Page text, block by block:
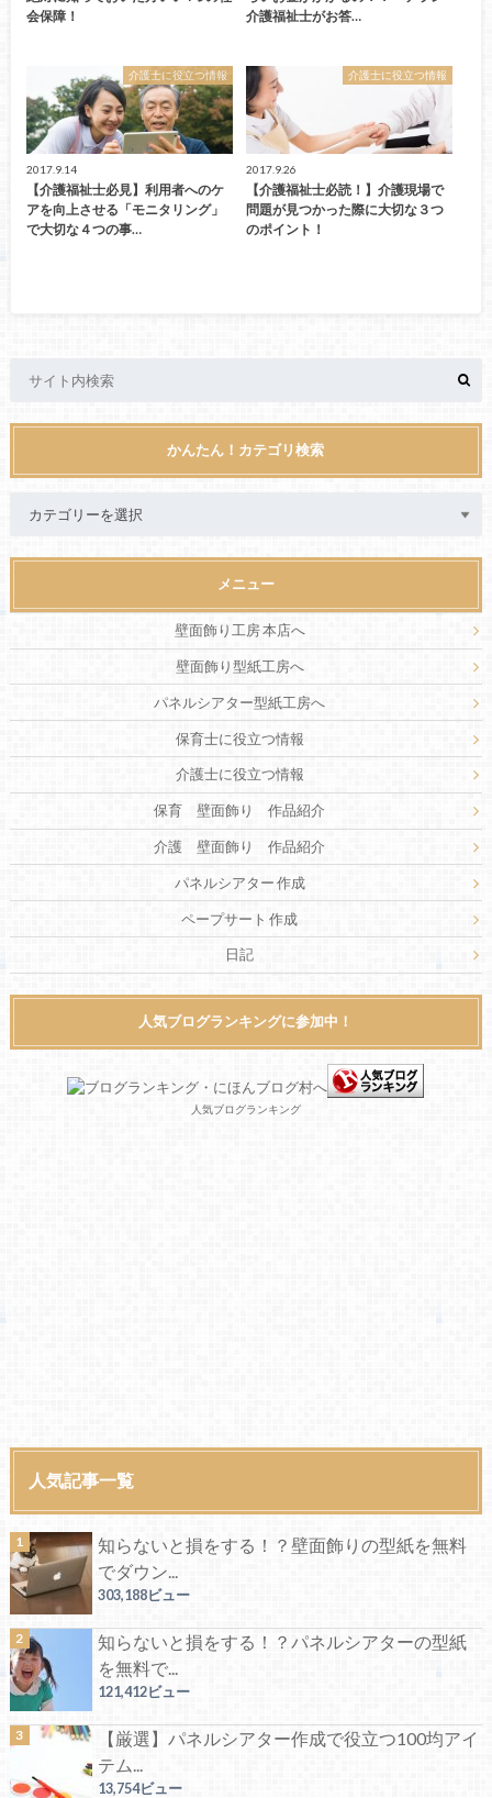
会保障！
介護福祉士がお答…
介護士に役立つ情報
2017.9.14
【介護福祉士必見】利用者へのケ
アを向上させる「モニタリング」
で大切な４つの事…
介護士に役立つ情報
2017.9.26
【介護福祉士必読！】介護現場で
問題が見つかった際に大切な３つ
のポイント！
かんたん！カテゴリ検索
メニュー
壁面飾り工房 本店へ
壁面飾り型紙工房へ
パネルシアター型紙工房へ
保育士に役立つ情報
介護士に役立つ情報
保育 壁面飾り 作品紹介
介護 壁面飾り 作品紹介
パネルシアター 作成
ペープサート 作成
日記
人気ブログランキングに参加中！
人気ブログランキング
人気記事一覧
知らないと損をする！？壁面飾りの型紙を無料
でダウン...
303,188ビュー
知らないと損をする！？パネルシアターの型紙
を無料で...
121,412ビュー
【厳選】パネルシアター作成で役立つ100均アイ
テム...
13,754ビュー